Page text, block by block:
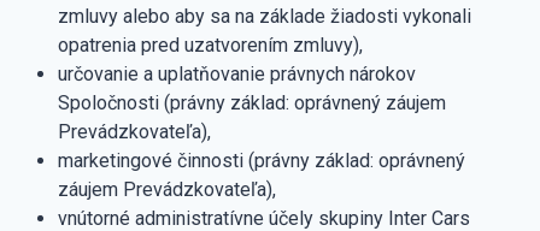
zmluvy alebo aby sa na základe žiadosti vykonali
opatrenia pred uzatvorením zmluvy),
určovanie a uplatňovanie právnych nárokov
Spoločnosti (právny základ: oprávnený záujem
Prevádzkovateľa),
marketingové činnosti (právny základ: oprávnený
záujem Prevádzkovateľa),
vnútorné administratívne účely skupiny Inter Cars